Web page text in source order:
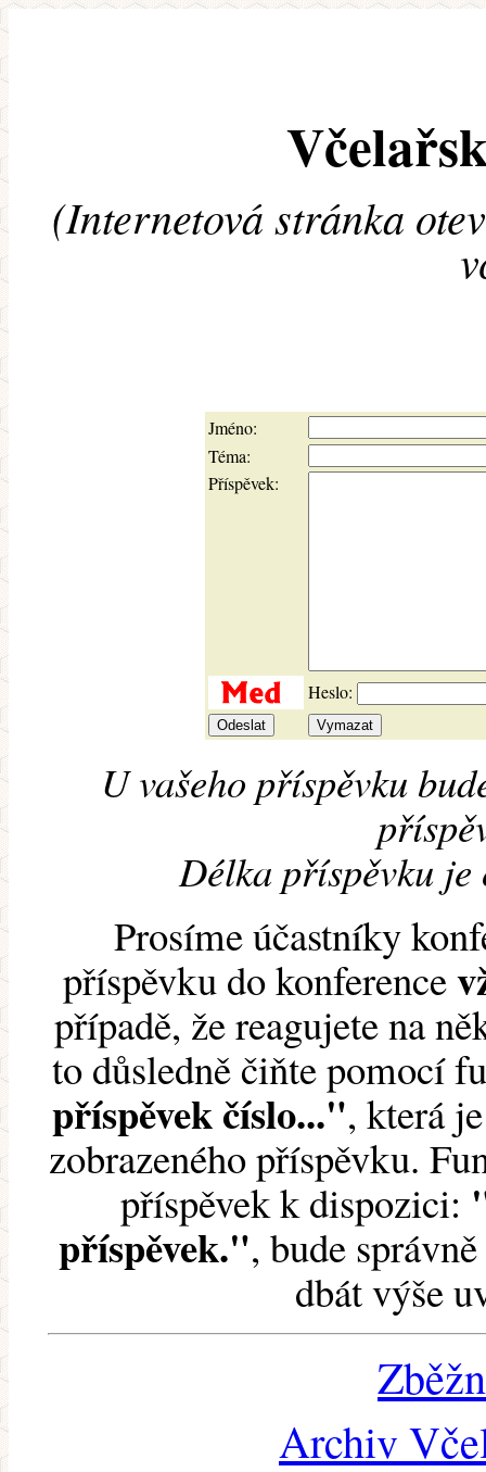
(Internetová stránka
Jméno:
Téma:
Příspěvek:
Heslo:
U vašeho příspěvku
Délka příspěvku je
Prosíme účastníky
příspěvku do konference
případě, že reagujete na
to důsledně čiňte pomocí
příspěvek číslo...", která
zobrazeného příspěvku.
příspěvek k dispozici:
příspěvek.", bude
dbát výše
Archiv